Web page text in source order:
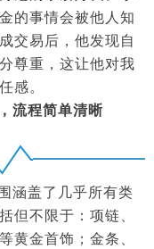
的事情会被他人知
交易后，他发现自
尊重，这让他对我
感。
流程简单清晰
涵盖了几乎所有类
但不限于：项链、
黄金首饰；金条、